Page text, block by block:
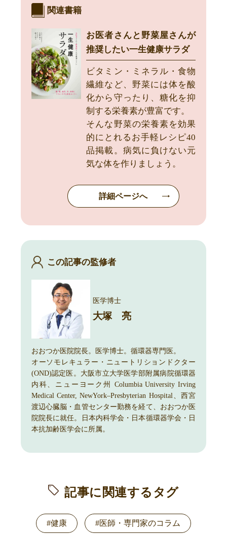
関連書籍
お医者さんと野菜屋さんが
推奨したい一生健康サラダ
ビタミン・ミネラル・食物
繊維など、野菜には体を酸
化から守ったり、糖化を抑
制する栄養素が豊富です。
そんな野菜の栄養素を効果
的にとれるお手軽レシピ40
品掲載。病気に負けない元
気な体を作りましょう。
詳細ページへ
この記事の監修者
医学博士
大塚 亮
おおつか医院院長。医学博士。循環器専門医。
オーソモレキュラー・ニュートリションドクター
(OND)認定医。大阪市立大学医学部附属病院循環器
内科、ニューヨーク州 Columbia University Irving
Medical Center, NewYork–Presbyterian Hospital、西宮
渡辺心臓脳・血管センター勤務を経て、おおつか医
院院長に就任。日本内科学会・日本循環器学会・日
本抗加齢医学会に所属。
記事に関連するタグ
#健康 #医師・専門家のコラム